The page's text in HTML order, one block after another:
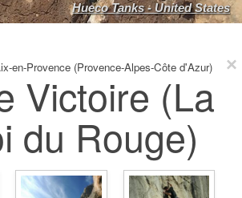
Hueco Tanks - United States
en-Provence (Provence-Alpes-Côte d'Azur)
Victoire (La
du Rouge)